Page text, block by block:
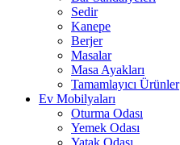
Sedir
Kanepe
Berjer
Masalar
Masa Ayakları
Tamamlayıcı Ürünler
Ev Mobilyaları
Oturma Odası
Yemek Odası